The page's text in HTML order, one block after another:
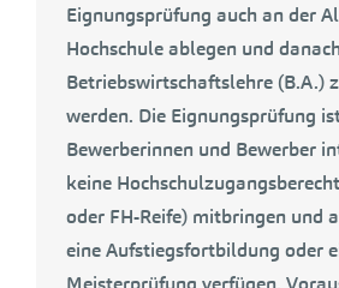
Eignungsprüfung auch an der
Hochschule ablegen und
Betriebswirtschaftslehre (B.A.)
werden. Die Eignungsprüfung
Bewerberinnen und Bewerber
keine
oder FH-Reife) mitbringen und
eine Aufstiegsfortbildung oder